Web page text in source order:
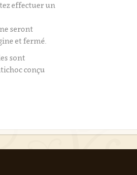
effectuer un
seront
et fermé.
sont
conçu